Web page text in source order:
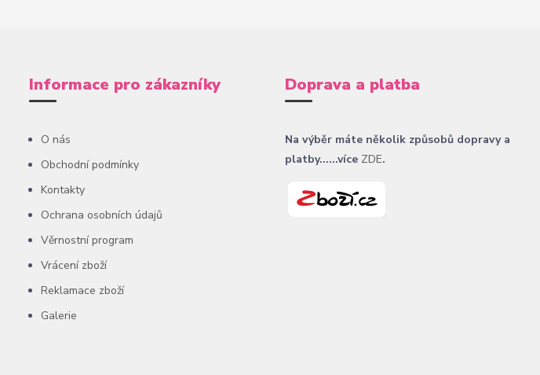
Informace pro zákazníky
O nás
Obchodní podmínky
Kontakty
Ochrana osobních údajů
Věrnostní program
Vrácení zboží
Reklamace zboží
Galerie
Doprava a platba
Na výběr máte několik způsobů dopravy a
platby......více ZDE.